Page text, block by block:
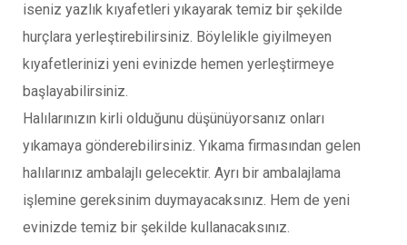
iseniz yazlık kıyafetleri yıkayarak temiz bir şekilde
hurçlara yerleştirebilirsiniz. Böylelikle giyilmeyen
kıyafetlerinizi yeni evinizde hemen yerleştirmeye
başlayabilirsiniz.
Halılarınızın kirli olduğunu düşünüyorsanız onları
yıkamaya gönderebilirsiniz. Yıkama firmasından gelen
halılarınız ambalajlı gelecektir. Ayrı bir ambalajlama
işlemine gereksinim duymayacaksınız. Hem de yeni
evinizde temiz bir şekilde kullanacaksınız.